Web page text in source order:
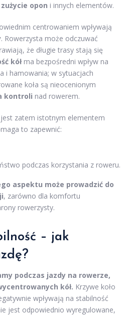
zużycie opon i innych elementów.
centrowaniem wpływają
. Rowerzysta może odczuwać
że długie trasy stają się
kółma bezpośredni wpływ na
i hamowania; w sytuacjach
koła są nieocenionym
kontroli nad rowerem.
zatem istotnym elementem
to zapewnić:
podczas korzystania z roweru.
aspektu może prowadzić do
, zarówno dla komfortu
rowerzysty.
– jak
podczas jazdy na rowerze,
kół. Krzywe koło
wpływają na stabilność
jest odpowiednio wyregulowane,